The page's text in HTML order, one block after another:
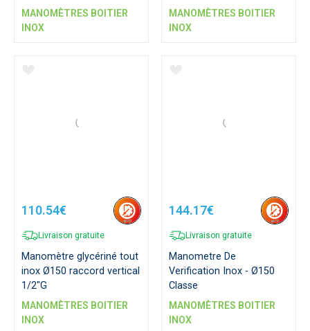
MANOMÈTRES BOITIER
INOX
MANOMÈTRES BOITIER
INOX
110.54€
Livraison gratuite
Manomètre glycériné tout
inox Ø150 raccord vertical
1/2"G
MANOMÈTRES BOITIER
INOX
144.17€
Livraison gratuite
Manometre De
Verification Inox - Ø150
Classe
MANOMÈTRES BOITIER
INOX